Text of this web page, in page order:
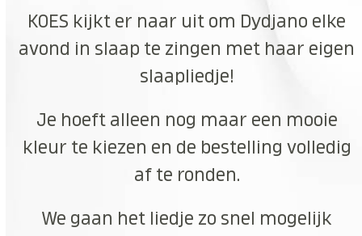
KOES kijkt er naar uit om Dydjano elke
avond in slaap te zingen met haar eigen
slaapliedje!
Je hoeft alleen nog maar een mooie
kleur te kiezen en de bestelling volledig
af te ronden.
We gaan het liedje zo snel mogelijk